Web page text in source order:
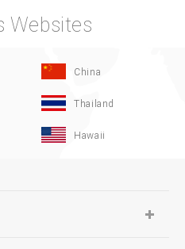
Websites
China
Thailand
Hawaii